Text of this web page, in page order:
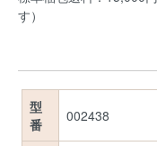
す）
型
番
002438